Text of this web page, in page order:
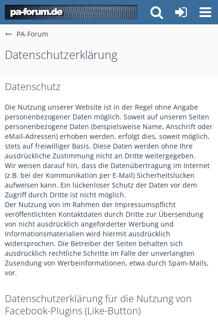
PA-Forum
Datenschutzerklärung
Datenschutz
Die Nutzung unserer Website ist in der Regel ohne Angabe
personenbezogener Daten möglich. Soweit auf unseren Seiten
personenbezogene Daten (beispielsweise Name, Anschrift oder
eMail-Adressen) erhoben werden, erfolgt dies, soweit möglich,
stets auf freiwilliger Basis. Diese Daten werden ohne Ihre
ausdrückliche Zustimmung nicht an Dritte weitergegeben.
Wir weisen darauf hin, dass die Datenübertragung im Internet
(z.B. bei der Kommunikation per E-Mail) Sicherheitslücken
aufweisen kann. Ein lückenloser Schutz der Daten vor dem
Zugriff durch Dritte ist nicht möglich.
Der Nutzung von im Rahmen der Impressumspflicht
veröffentlichten Kontaktdaten durch Dritte zur Übersendung
von nicht ausdrücklich angeforderter Werbung und
Informationsmaterialien wird hiermit ausdrücklich
widersprochen. Die Betreiber der Seiten behalten sich
ausdrücklich rechtliche Schritte im Falle der unverlangten
Zusendung von Werbeinformationen, etwa durch Spam-Mails,
vor.
Datenschutzerklärung für die Nutzung von
Facebook-Plugins (Like-Button)